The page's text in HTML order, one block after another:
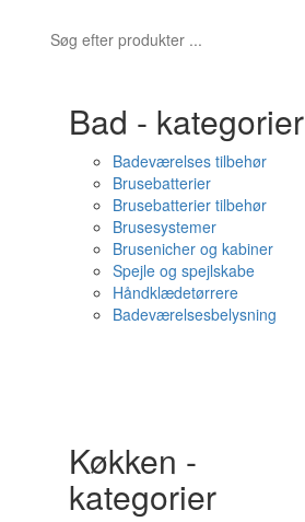
Bad - kategorier
Badeværelses tilbehør
Brusebatterier
Brusebatterier tilbehør
Brusesystemer
Brusenicher og kabiner
Spejle og spejlskabe
Håndklædetørrere
Badeværelsesbelysning
Køkken -
kategorier